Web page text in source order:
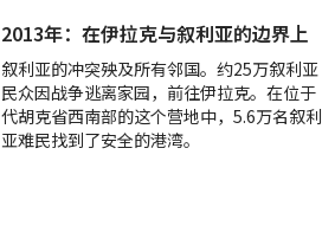
2013年：在伊拉克与叙利亚的边界上
叙利亚的冲突殃及所有邻国。约25万叙利亚
民众因战争逃离家园，前往伊拉克。在位于
代胡克省西南部的这个营地中，5.6万名叙利
亚难民找到了安全的港湾。